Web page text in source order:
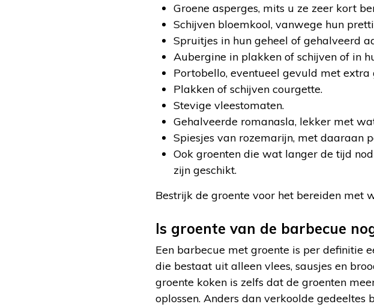
Groene asperges, mits u ze zeer kort
Schijven bloemkool, vanwege hun
Spruitjes in hun geheel of gehalveerd
Aubergine in plakken of schijven of in
Portobello, eventueel gevuld met extra
Plakken of schijven courgette.
Stevige vleestomaten.
Gehalveerde romanasla, lekker met
Spiesjes van rozemarijn, met daaraan
Ook groenten die wat langer de tijd
zijn geschikt.
Bestrijk de groente voor het bereiden met
Is groente van de barbecue
Een barbecue met groente is per definitie
die bestaat uit alleen vlees, sausjes en
groente koken is zelfs dat de groenten
oplossen. Anders dan verkoolde